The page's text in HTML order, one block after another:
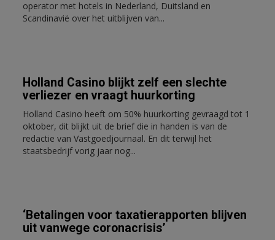
operator met hotels in Nederland, Duitsland en
Scandinavië over het uitblijven van...
Holland Casino blijkt zelf een slechte
verliezer en vraagt huurkorting
Holland Casino heeft om 50% huurkorting gevraagd tot 1
oktober, dit blijkt uit de brief die in handen is van de
redactie van Vastgoedjournaal. En dit terwijl het
staatsbedrijf vorig jaar nog...
‘Betalingen voor taxatierapporten blijven
uit vanwege coronacrisis’